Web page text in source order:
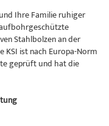
Ihre Familie ruhiger
Stahlbolzen an der
KSI ist nach Europa-Norm
geprüft und hat die